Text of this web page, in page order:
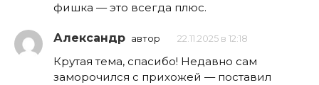
фишка — это всегда плюс.
Александр автор 22.11.2025 в 12:18
Крутая тема, спасибо! Недавно сам
заморочился с прихожей — поставил